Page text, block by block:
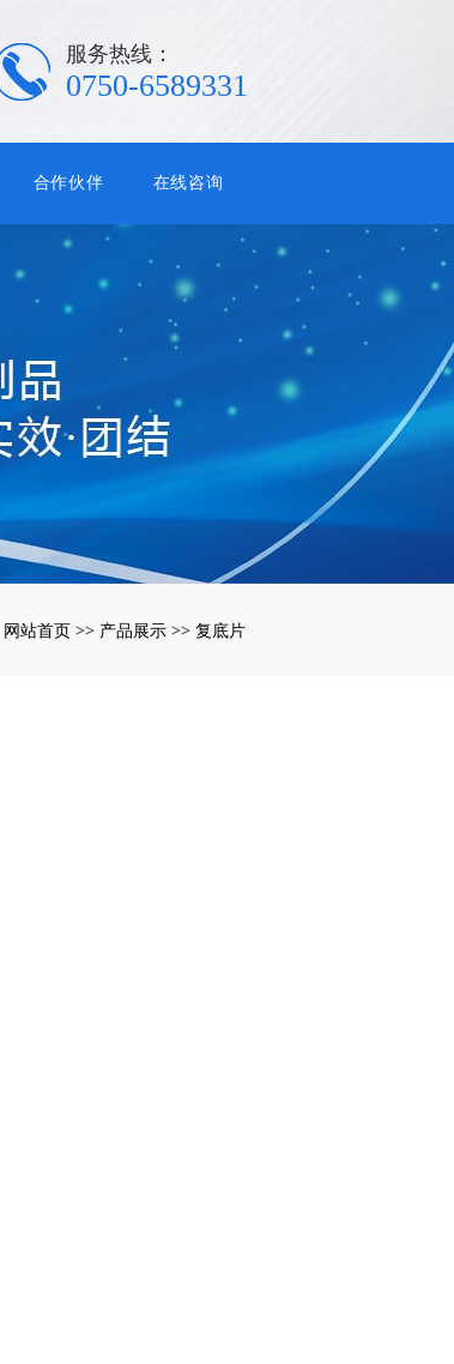
服务热线：
0750-6589331
合作伙伴 在线咨询
网站首页 >> 产品展示 >> 复底片